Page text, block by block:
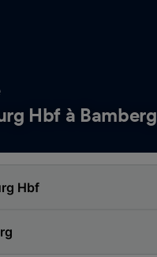
Hbf à Bamberg